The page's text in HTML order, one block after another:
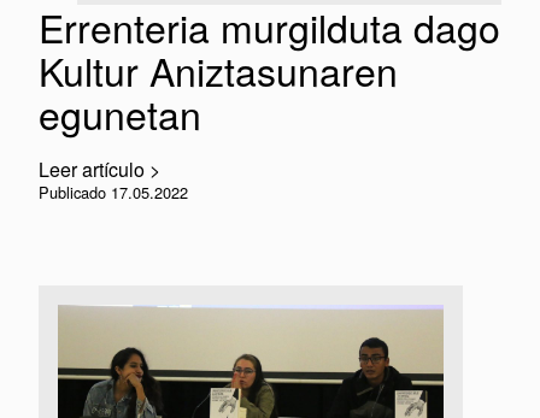
Errenteria murgilduta dago
Kultur Aniztasunaren
egunetan
Leer artículo >
Publicado 17.05.2022